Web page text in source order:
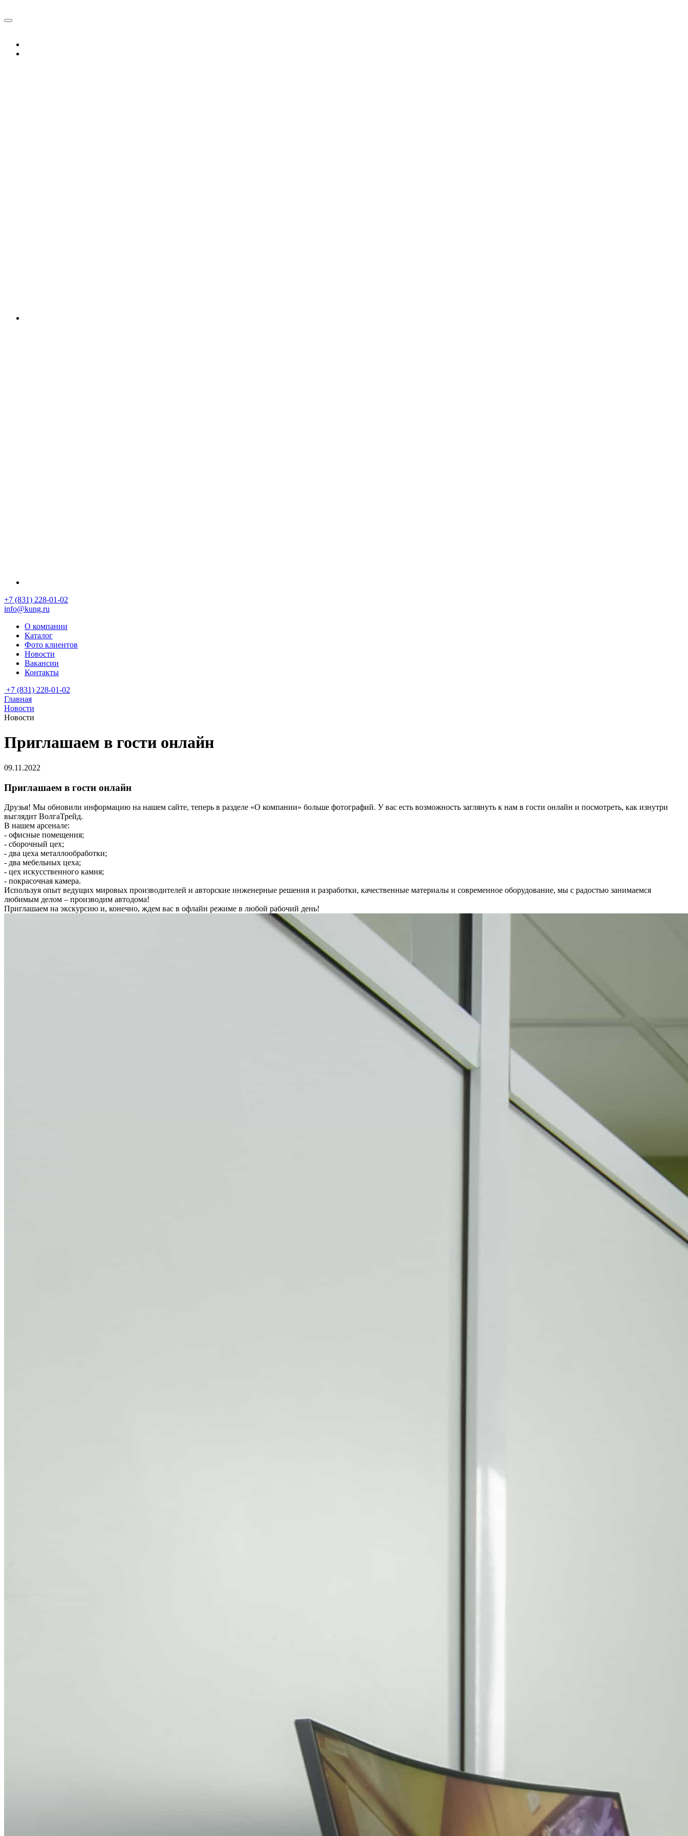
+7 (831) 228-01-02
info@kung.ru
О компании
Каталог
Фото клиентов
Новости
Вакансии
Контакты
+7 (831) 228-01-02
Главная
Новости
Новости
Приглашаем в гости онлайн
09.11.2022
Приглашаем в гости онлайн
Друзья! Мы обновили информацию на нашем сайте, теперь в разделе «О компании» больше фотографий. У вас есть возможность заглянуть к нам в гости онлайн и посмотреть, как изнутри
выглядит ВолгаТрейд.
В нашем арсенале:
- офисные помещения;
- сборочный цех;
- два цеха металлообработки;
- два мебельных цеха;
- цех искусственного камня;
- покрасочная камера.
Используя опыт ведущих мировых производителей и авторские инженерные решения и разработки, качественные материалы и современное оборудование, мы с радостью занимаемся
любимым делом – производим автодома!
Приглашаем на экскурсию и, конечно, ждем вас в офлайн режиме в любой рабочий день!